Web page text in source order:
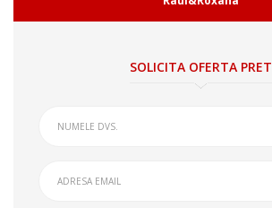
SOLICITA OFERTA PRET